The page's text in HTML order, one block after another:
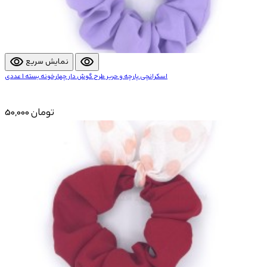
visibility نمایش سریع visibility
اسکرانچی پارچه و حریر طرح گوش دار چهارخونه بسته 1 عددی
50,000 تومان